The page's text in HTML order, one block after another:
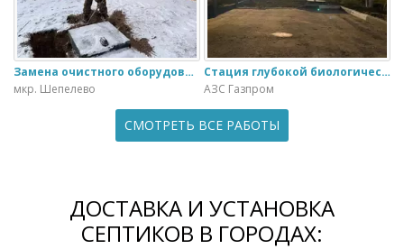
Замена очистного оборудования Дека - 3 на ЭкоГранд - 6
мкр. Шепелево
Стация глубокой биологической очистки ЕвроЛос- 20
АЗС Газпром
СМОТРЕТЬ ВСЕ РАБОТЫ
ДОСТАВКА И УСТАНОВКА
СЕПТИКОВ В ГОРОДАХ: